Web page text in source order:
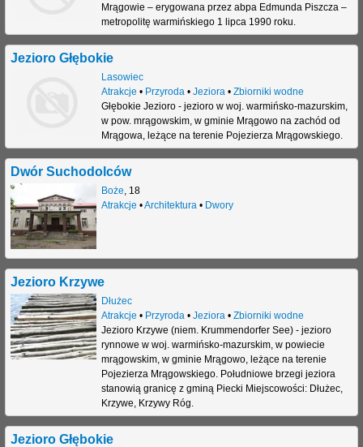
Mrągowie – erygowana przez abpa Edmunda Piszcza –
metropolitę warmińskiego 1 lipca 1990 roku.
Jezioro Głębokie
Lasowiec
Atrakcje • Przyroda• Jeziora• Zbiorniki wodne
Głębokie Jezioro - jezioro w woj. warmińsko-mazurskim,
w pow. mrągowskim, w gminie Mrągowo na zachód od
Mrągowa, leżące na terenie Pojezierza Mrągowskiego.
Dwór Suchodolców
Boże, 18
Atrakcje •Architektura• Dwory
Jezioro Krzywe
Dłużec
Atrakcje • Przyroda• Jeziora• Zbiorniki wodne
Jezioro Krzywe (niem. Krummendorfer See) - jezioro
rynnowe w woj. warmińsko-mazurskim, w powiecie
mrągowskim, w gminie Mrągowo, leżące na terenie
Pojezierza Mrągowskiego. Południowe brzegi jeziora
stanowią granicę z gminą Piecki Miejscowości: Dłużec,
Krzywe, Krzywy Róg.
Jezioro Głębokie